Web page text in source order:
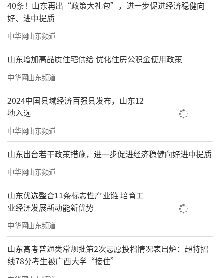
40条！山东再出“政策大礼包”，进一步促进经济稳健向
好、进中提质
中华网山东频道
山东增加高品质住宅供给 优化住房公积金使用政策
中华网山东频道
2024中国县域经济百强县发布，山东12
地入选
中华网山东频道
山东出台若干政策措施，进一步促进经济稳健向好进中提质
中华网山东频道
山东优选整合11条标志性产业链 培育工
业经济发展新动能新优势
中华网山东频道
山东高考普通类常规批第2次志愿投档情况表出炉：超特招
线78分考生被广西大学“接住”